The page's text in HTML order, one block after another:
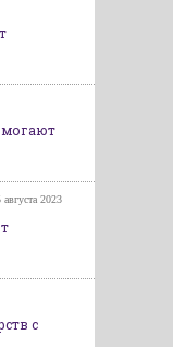
2023
с